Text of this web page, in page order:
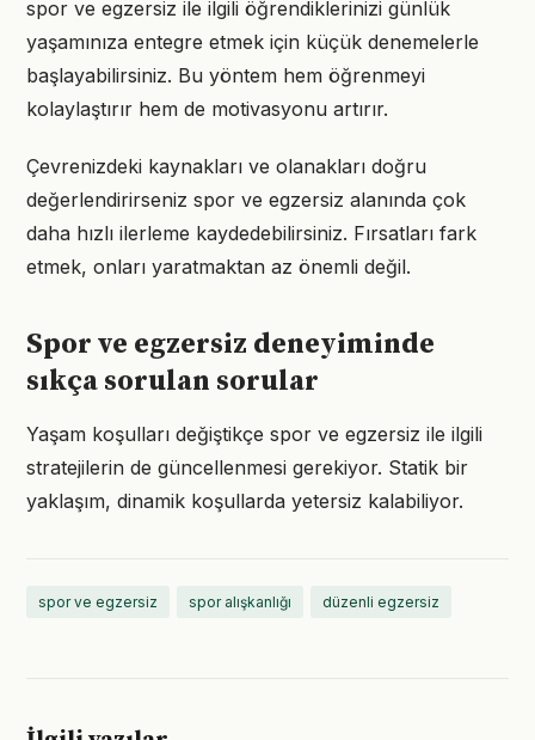
spor ve egzersiz ile ilgili öğrendiklerinizi günlük
yaşamınıza entegre etmek için küçük denemelerle
başlayabilirsiniz. Bu yöntem hem öğrenmeyi
kolaylaştırır hem de motivasyonu artırır.
Çevrenizdeki kaynakları ve olanakları doğru
değerlendirirseniz spor ve egzersiz alanında çok
daha hızlı ilerleme kaydedebilirsiniz. Fırsatları fark
etmek, onları yaratmaktan az önemli değil.
Spor ve egzersiz deneyiminde
sıkça sorulan sorular
Yaşam koşulları değiştikçe spor ve egzersiz ile ilgili
stratejilerin de güncellenmesi gerekiyor. Statik bir
yaklaşım, dinamik koşullarda yetersiz kalabiliyor.
spor ve egzersiz spor alışkanlığı düzenli egzersiz